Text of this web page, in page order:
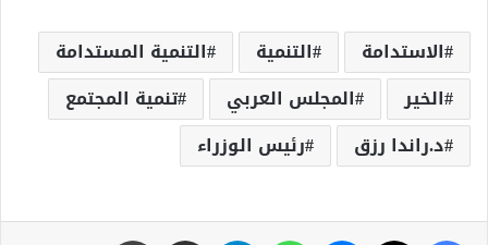
الاستدامة التنمية
التنمية المستدامة
الخير
المجلس العربي
تنمية المجتمع
د.راندا رزق
رئيس الوزراء